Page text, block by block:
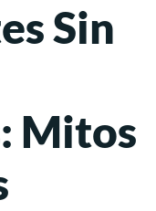
Sin
Mitos